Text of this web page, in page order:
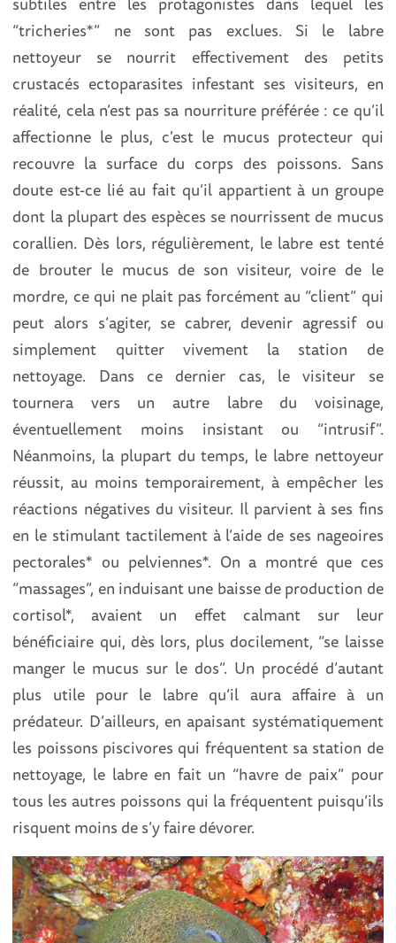
“tricheries*” ne sont pas exclues. Si le labre
nettoyeur se nourrit effectivement des petits
crustacés ectoparasites infestant ses visiteurs, en
réalité, cela n’est pas sa nourriture préférée : ce qu’il
affectionne le plus, c’est le mucus protecteur qui
recouvre la surface du corps des poissons. Sans
doute est-ce lié au fait qu’il appartient à un groupe
dont la plupart des espèces se nourrissent de mucus
corallien. Dès lors, régulièrement, le labre est tenté
de brouter le mucus de son visiteur, voire de le
mordre, ce qui ne plait pas forcément au “client” qui
peut alors s’agiter, se cabrer, devenir agressif ou
simplement quitter vivement la station de
nettoyage. Dans ce dernier cas, le visiteur se
tournera vers un autre labre du voisinage,
éventuellement moins insistant ou “intrusif”.
Néanmoins, la plupart du temps, le labre nettoyeur
réussit, au moins temporairement, à empêcher les
réactions négatives du visiteur. Il parvient à ses fins
en le stimulant tactilement à l’aide de ses nageoires
pectorales* ou pelviennes*. On a montré que ces
“massages”, en induisant une baisse de production de
cortisol*, avaient un effet calmant sur leur
bénéficiaire qui, dès lors, plus docilement, “se laisse
manger le mucus sur le dos”. Un procédé d’autant
plus utile pour le labre qu’il aura affaire à un
prédateur. D’ailleurs, en apaisant systématiquement
les poissons piscivores qui fréquentent sa station de
nettoyage, le labre en fait un “havre de paix” pour
tous les autres poissons qui la fréquentent puisqu’ils
risquent moins de s’y faire dévorer.